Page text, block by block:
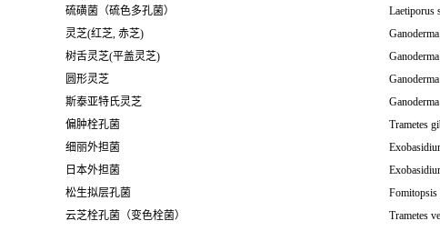
硫磺菌（硫色多孔菌）
Laetiporus
灵芝(红芝, 赤芝)
树舌灵芝(平盖灵芝)
圆形灵芝
斯泰亚特氏灵芝
偏肿栓孔菌
Trametes
细丽外担菌
日本外担菌
松生拟层孔菌
Fomitopsis
云芝栓孔菌（变色栓菌）
Trametes